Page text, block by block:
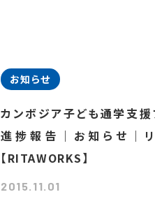
お知らせ
カンボジア子ども通学支援
進捗報告｜お知らせ｜
【RITAWORKS】
2015.11.01